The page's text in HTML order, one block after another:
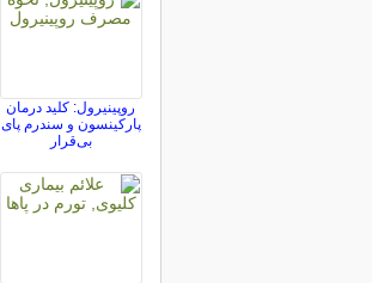
روپینیرول: کلید درمان
پارکینسون و سندرم پای
بی‌قرار